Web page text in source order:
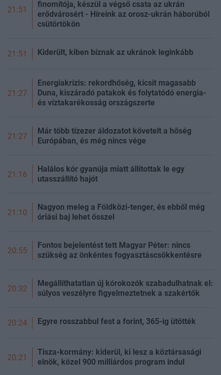
21:51
finomítója, készül a végső csata az ukrán
erődvárosért - Híreink az orosz-ukrán háborúból
csütörtökön
21:51 Kiderült, kiben bíznak az ukránok leginkább
21:27
Energiakrízis: rekordhőség, kicsit magasabb
Duna, kiszáradó patakok és folytatódó energia-
és víztakarékosság országszerte
21:27
Már több tízezer áldozatot követelt a hőség
Európában, és még nincs vége
21:16
Halálos kór gyanúja miatt állítottak le egy
utasszállító hajót
21:10
Nagyon meleg a Földközi-tenger, és ebből még
óriási baj lehet ősszel
20:55
Fontos bejelentést tett Magyar Péter: nincs
szükség az önkéntes fogyasztáscsökkentésre
20:32
Megállíthatatlan új kórokozók szabadulhatnak el:
súlyos veszélyre figyelmeztetnek a szakértők
20:24 Egyre rosszabbul fest a forint, 365-ig ütötték
20:21
Tisza-kormány: kiderül, ki lesz a köztársasági
elnök, közel 900 milliárdos program indul